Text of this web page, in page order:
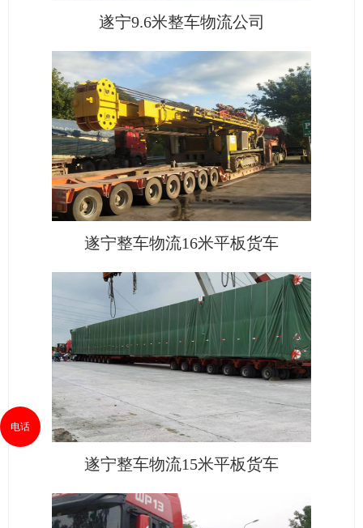
遂宁9.6米整车物流公司
遂宁整车物流16米平板货车
遂宁整车物流15米平板货车
电话